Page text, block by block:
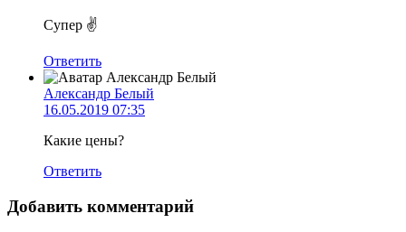
Супер ✌
Ответить
Александр Белый
16.05.2019 07:35
Какие цены?
Ответить
Добавить комментарий